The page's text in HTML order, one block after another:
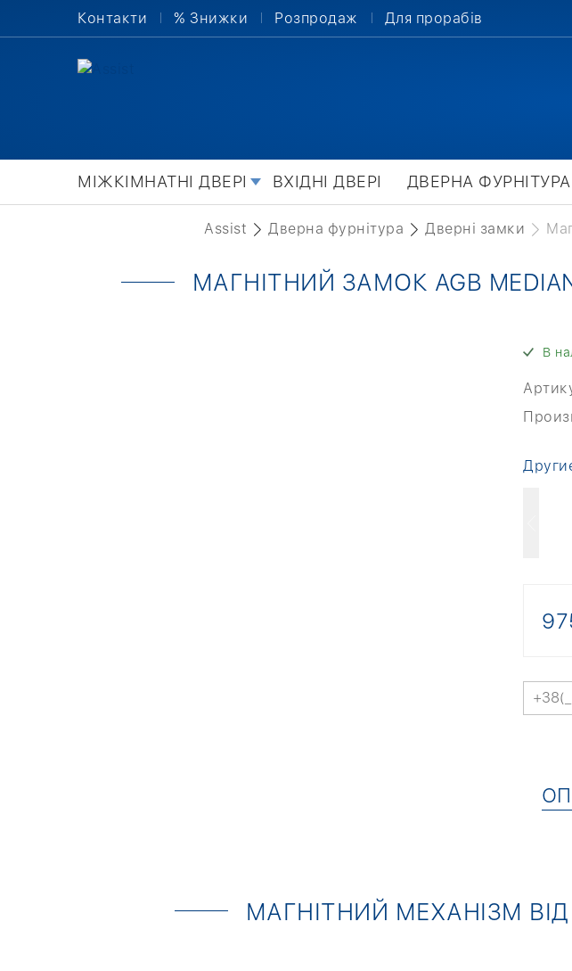
Контакти % Знижки Розпродаж Для прорабів
МІЖКІМНАТНІ ДВЕРІ ВХІДНІ ДВЕРІ ДВЕРНА ФУРНІТУРА
Assist Дверна фурнітура Дверні замки
МАГНІТНИЙ ЗАМОК AGB
В
МАГНІТНИЙ МЕХАНІЗМ ВІД